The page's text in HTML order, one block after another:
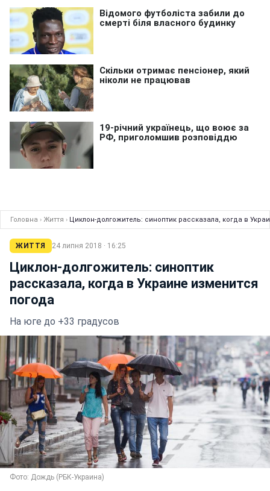
Головна › Життя › Циклон-долгожитель: синоптик рассказала, когда в
ЖИТТЯ 24 липня 2018 · 16:25
Циклон-долгожитель: синоптик
рассказала, когда в Украине изменится
погода
На юге до +33 градусов
Фото: Дождь (РБК-Украина)